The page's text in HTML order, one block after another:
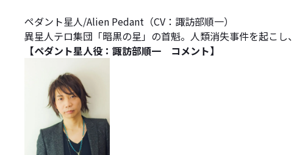
ペダント星人/Alien Pedant（CV：諏訪部順一）
異星人テロ集団「暗黒の星」の首魁。人類消失事件を起こ
【ペダント星人役：諏訪部順一 コメント】